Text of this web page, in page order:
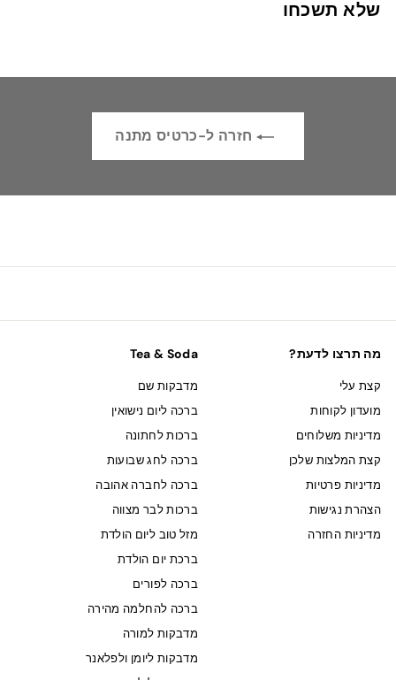
ש
שלא תשכחו
חזרה ל-כרטיס מתנה
מה תרצו לדעת?
קצת עלי
מועדון לקוחות
מדיניות משלוחים
קצת המלצות שלכן
מדיניות פרטיות
הצהרת נגישות
מדיניות החזרה
Tea & Soda
מדבקות שם
ברכה ליום נישואין
ברכות לחתונה
ברכה לחג שבועות
ברכה לחברה אהובה
ברכות לבר מצווה
מזל טוב ליום הולדת
ברכת יום הולדת
ברכה לפורים
ברכה להחלמה מהירה
מדבקות למורה
מדבקות ליומן ולפלאנר